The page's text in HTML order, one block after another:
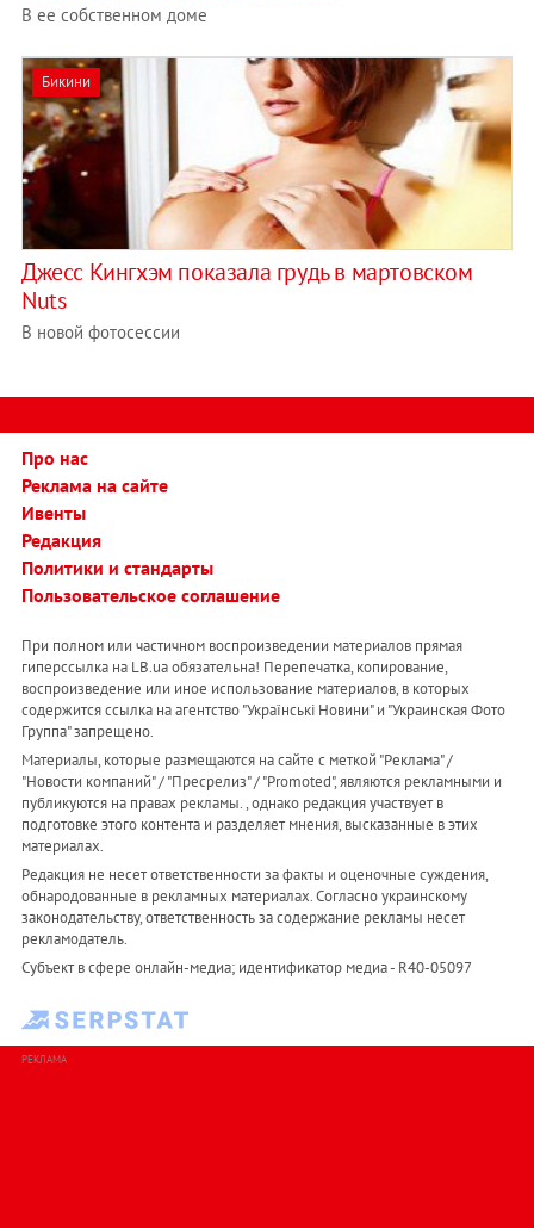
В ее собственном доме
Бикини
Джесс Кингхэм показала грудь в мартовском
Nuts
В новой фотосессии
Про нас
Реклама на сайте
Ивенты
Редакция
Политики и стандарты
Пользовательское соглашение
При полном или частичном воспроизведении материалов прямая
гиперссылка на LB.ua обязательна! Перепечатка, копирование,
воспроизведение или иное использование материалов, в которых
содержится ссылка на агентство "Українськi Новини" и "Украинская Фото
Группа" запрещено.
Материалы, которые размещаются на сайте с меткой "Реклама" /
"Новости компаний" / "Пресрелиз" / "Promoted", являются рекламными и
публикуются на правах рекламы. , однако редакция участвует в
подготовке этого контента и разделяет мнения, высказанные в этих
материалах.
Редакция не несет ответственности за факты и оценочные суждения,
обнародованные в рекламных материалах. Согласно украинскому
законодательству, ответственность за содержание рекламы несет
рекламодатель.
Субъект в сфере онлайн-медиа; идентификатор медиа - R40-05097
РЕКЛАМА